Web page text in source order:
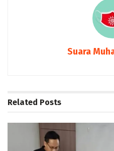
Suara
Related Posts